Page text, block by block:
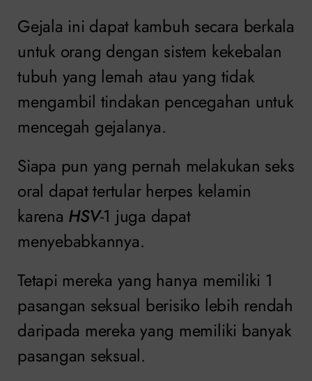
Gejala ini dapat kambuh secara berkala
untuk orang dengan sistem kekebalan
tubuh yang lemah atau yang tidak
mengambil tindakan pencegahan untuk
mencegah gejalanya.
Siapa pun yang pernah melakukan seks
oral dapat tertular herpes kelamin
karena HSV-1 juga dapat
menyebabkannya.
Tetapi mereka yang hanya memiliki 1
pasangan seksual berisiko lebih rendah
daripada mereka yang memiliki banyak
pasangan seksual.